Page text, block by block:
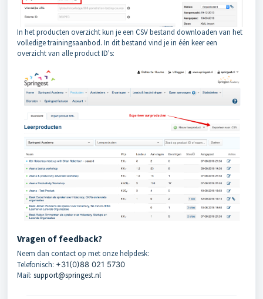
In het producten overzicht kun je een CSV bestand downloaden van het
volledige trainingsaanbod. In dit bestand vind je in één keer een
overzicht van alle product ID's:
Vragen of feedback?
Neem dan contact op met onze helpdesk:
Telefonisch: +31(0)88 021 5730
Mail: support@springest.nl